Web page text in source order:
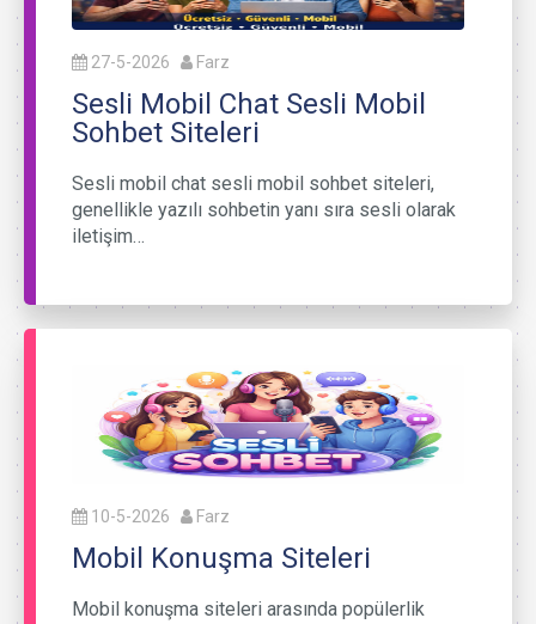
27-5-2026 Farz
Sesli Mobil Chat Sesli Mobil
Sohbet Siteleri
Sesli mobil chat sesli mobil sohbet siteleri,
genellikle yazılı sohbetin yanı sıra sesli olarak
iletişim…
10-5-2026 Farz
Mobil Konuşma Siteleri
Mobil konuşma siteleri arasında popülerlik